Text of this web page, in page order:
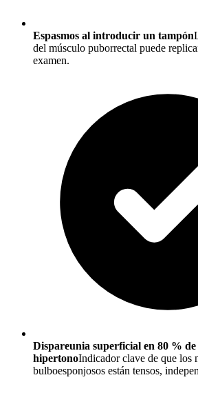
Espasmos al introducir un tampón
del músculo puborrectal puede
examen.
Dispareunia superficial en 80 % de
hipertonoIndicador clave de que los
bulboesponjosos están tensos,